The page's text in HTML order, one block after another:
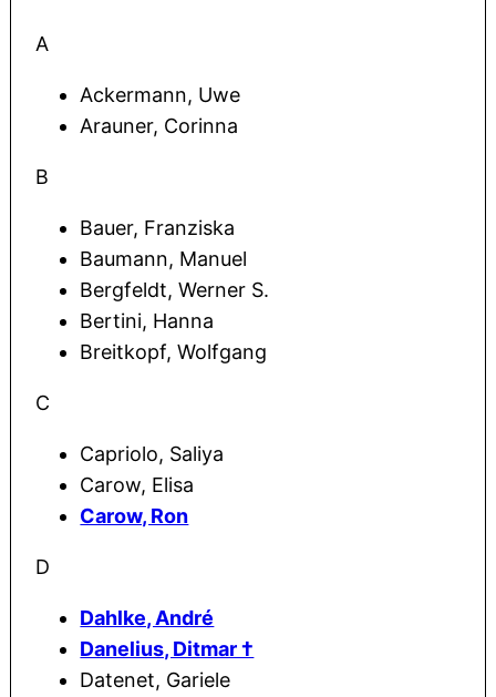
A
Ackermann, Uwe
Arauner, Corinna
B
Bauer, Franziska
Baumann, Manuel
Bergfeldt, Werner S.
Bertini, Hanna
Breitkopf, Wolfgang
C
Capriolo, Saliya
Carow, Elisa
Carow, Ron
D
Dahlke, André
Danelius, Ditmar †
Datenet, Gariele